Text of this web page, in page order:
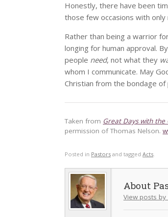
Honestly, there have been
those few occasions with
Rather than being a warrior
longing for human approval.
people need, not what they
whom I communicate. May
Christian from the bondage of
Taken from Great Days with the
permission of Thomas Nelson.
Posted in Pastors and tagged Acts.
View posts by